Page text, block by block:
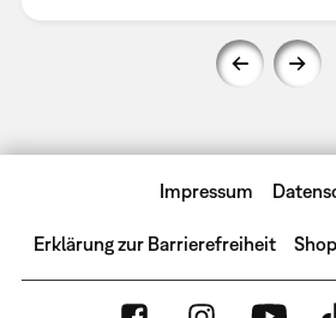
Impressum
Erklärung zur Barrierefreiheit